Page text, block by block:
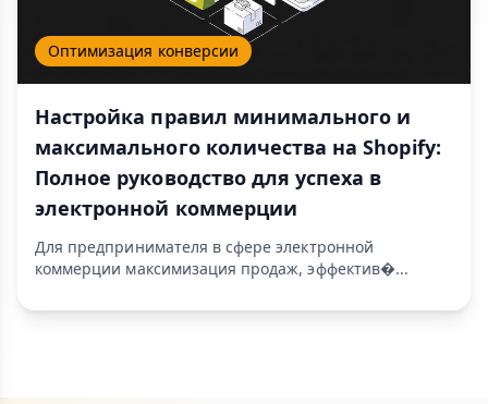
Оптимизация конверсии
Настройка правил минимального и
максимального количества на Shopify:
Полное руководство для успеха в
электронной коммерции
Для предпринимателя в сфере электронной
коммерции максимизация продаж, эффектив�...